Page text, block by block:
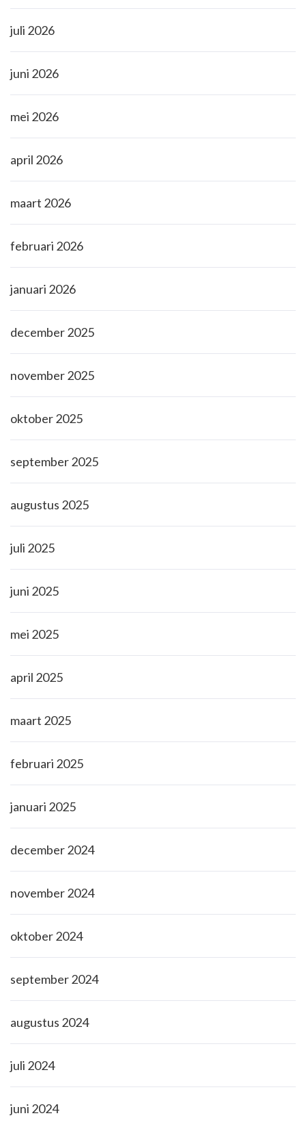
juli 2026
juni 2026
mei 2026
april 2026
maart 2026
februari 2026
januari 2026
december 2025
november 2025
oktober 2025
september 2025
augustus 2025
juli 2025
juni 2025
mei 2025
april 2025
maart 2025
februari 2025
januari 2025
december 2024
november 2024
oktober 2024
september 2024
augustus 2024
juli 2024
juni 2024